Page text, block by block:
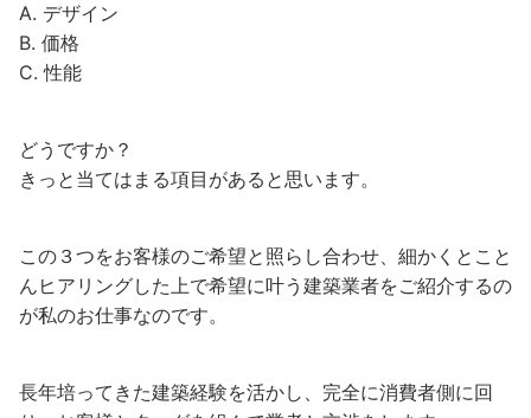
A. デザイン
B. 価格
C. 性能
どうですか？
きっと当てはまる項目があると思います。
この３つをお客様のご希望と照らし合わせ、細かくとこと
んヒアリングした上で希望に叶う建築業者をご紹介するの
が私のお仕事なのです。
長年培ってきた建築経験を活かし、完全に消費者側に回